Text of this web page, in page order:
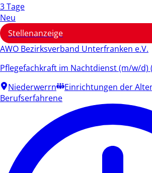
3 Tage
Neu
Stellenanzeige
AWO Bezirksverband Unterfranken e.V.
Pflegefachkraft im Nachtdienst (m/w/d)
Niederwerrn
Einrichtungen der
Berufserfahrene